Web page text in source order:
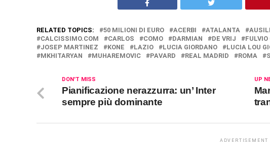
RELATED TOPICS: 50 MILIONI DI EURO ACERBI ATALANTA
CALCISSIMO.COM
CARLOS COMO DARMIAN DE VRIJ FULVIO
JOSEP MARTINEZ
KONE LAZIO LUCIA GIORDANO LUCIA LOU
MKHITARYAN
MUHAREMOVIC PAVARD REAL MADRID ROMA
UP
DON'T MISS
Pianificazione nerazzurra: un’ Inter
sempre più dominante
ADVERTISEMENT